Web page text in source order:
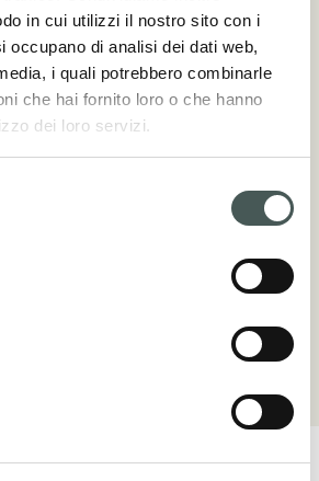
in cui utilizzi il nostro sito con i
occupano di analisi dei dati web,
i quali potrebbero combinarle
che hai fornito loro o che hanno
dei loro servizi.lungo ibrido HD